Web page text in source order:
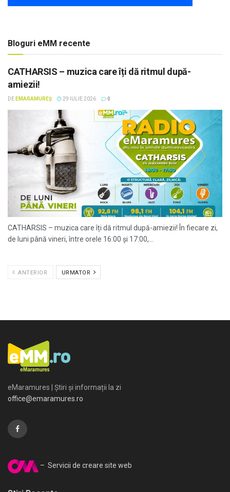
Bloguri eMM recente
CATHARSIS – muzica care îți dă ritmul după-
amiezii!
DE EMARAMUREȘ 29 IULIE 2026 0
CATHARSIS – muzica care îți dă ritmul după-amiezii! În fiecare zi,
de luni până vineri, între orele 16:00 și 17:00,...
ANTERIOR URMATOR
eMaramures | Știri și informații la zi
office@emaramures.ro
– Servicii de creare site web